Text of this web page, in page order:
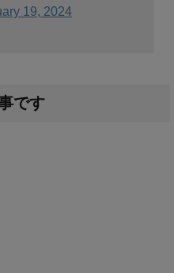
19, 2024
です